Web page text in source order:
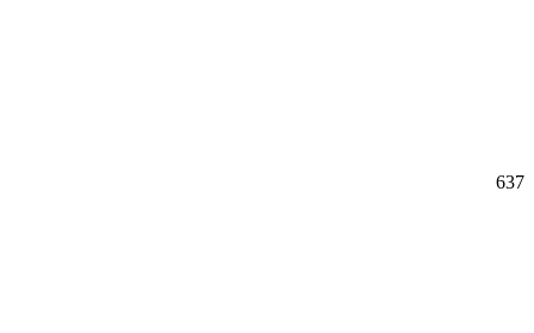
637